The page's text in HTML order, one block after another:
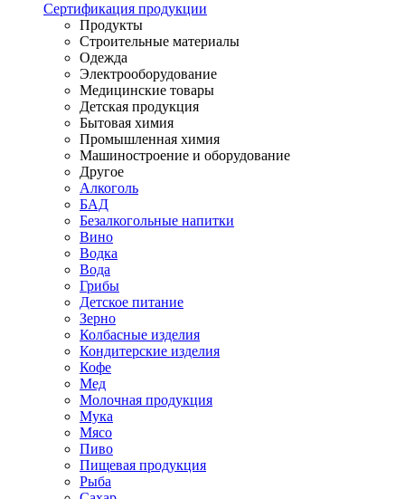
Сертификация продукции
Продукты
Строительные материалы
Одежда
Электрооборудование
Медицинские товары
Детская продукция
Бытовая химия
Промышленная химия
Машиностроение и оборудование
Другое
Алкоголь
БАД
Безалкогольные напитки
Вино
Водка
Вода
Грибы
Детское питание
Зерно
Колбасные изделия
Кондитерские изделия
Кофе
Мед
Молочная продукция
Мука
Мясо
Пиво
Пищевая продукция
Рыба